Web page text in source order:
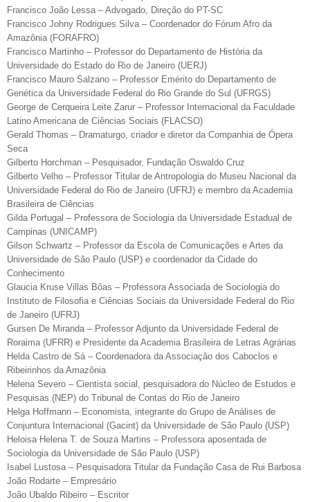
Francisco João Lessa – Advogado, Direção do PT-SC
Francisco Johny Rodrigues Silva – Coordenador do Fórum Afro da
Amazônia (FORAFRO)
Francisco Martinho – Professor do Departamento de História da
Universidade do Estado do Rio de Janeiro (UERJ)
Francisco Mauro Salzano – Professor Emérito do Departamento de
Genética da Universidade Federal do Rio Grande do Sul (UFRGS)
George de Cerqueira Leite Zarur – Professor Internacional da Faculdade
Latino Americana de Ciências Sociais (FLACSO)
Gerald Thomas – Dramaturgo, criador e diretor da Companhia de Ópera
Seca
Gilberto Horchman – Pesquisador, Fundação Oswaldo Cruz
Gilberto Velho – Professor Titular de Antropologia do Museu Nacional da
Universidade Federal do Rio de Janeiro (UFRJ) e membro da Academia
Brasileira de Ciências
Gilda Portugal – Professora de Sociologia da Universidade Estadual de
Campinas (UNICAMP)
Gilson Schwartz – Professor da Escola de Comunicações e Artes da
Universidade de São Paulo (USP) e coordenador da Cidade do
Conhecimento
Glaucia Kruse Villas Bôas – Professora Associada de Sociologia do
Instituto de Filosofia e Ciências Sociais da Universidade Federal do Rio
de Janeiro (UFRJ)
Gursen De Miranda – Professor Adjunto da Universidade Federal de
Roraima (UFRR) e Presidente da Academia Brasileira de Letras Agrárias
Helda Castro de Sá – Coordenadora da Associação dos Caboclos e
Ribeirinhos da Amazônia
Helena Severo – Cientista social, pesquisadora do Núcleo de Estudos e
Pesquisas (NEP) do Tribunal de Contas do Rio de Janeiro
Helga Hoffmann – Economista, integrante do Grupo de Análises de
Conjuntura Internacional (Gacint) da Universidade de São Paulo (USP)
Heloisa Helena T. de Souza Martins – Professora aposentada de
Sociologia da Universidade de São Paulo (USP)
Isabel Lustosa – Pesquisadora Titular da Fundação Casa de Rui Barbosa
João Rodarte – Empresário
João Ubaldo Ribeiro – Escritor